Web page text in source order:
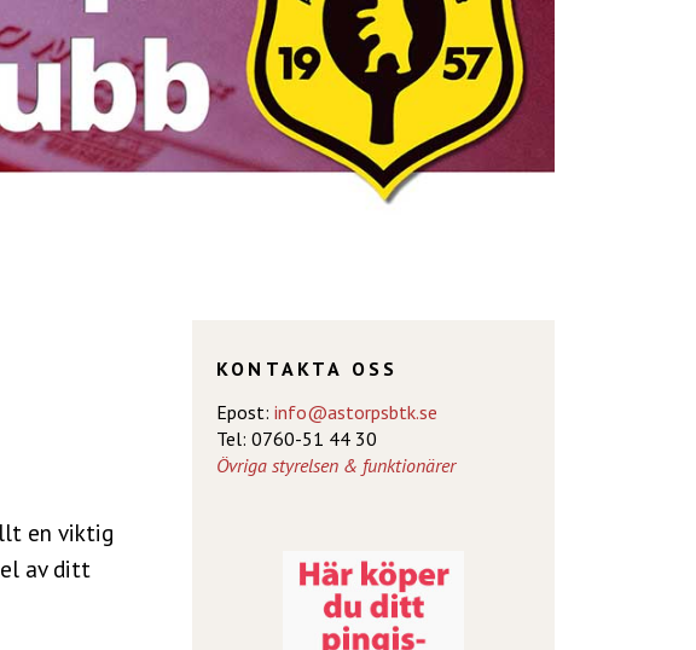
en viktig
av ditt
KONTAKTA OSS
Epost: info@astorpsbtk.se
Tel: 0760-51 44 30
Övriga styrelsen & funktionärer